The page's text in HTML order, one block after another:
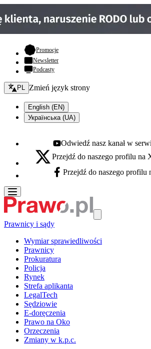
Promocje- otwiera się w nowej karcie
Newsletter
Podcasty
Zmień język - bieżący:
PL Zmień język strony
English (EN)
Українська (UA)
Youtube - otwiera się w nowej karcie
Odwiedź nasz kanał w
X - otwiera się w nowej karcie
Przejdź do naszego profilu na
Facebook - otwiera się w nowej karcie
Przejdź do naszego profilu
Prawnicy i sądy
Wymiar sprawiedliwości
Prawnicy
Prokuratura
Policja
Rynek
Strefa aplikanta
LegalTech
Sędziowie
E-doręczenia
Prawo na Oko
Orzeczenia
Zmiany w k.p.c.